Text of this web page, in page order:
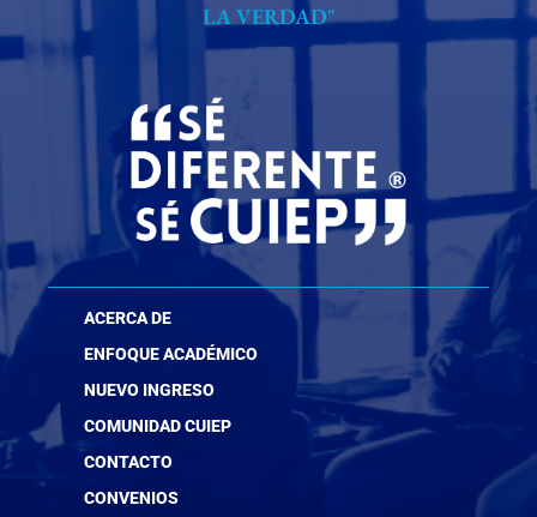
LA VERDAD"
ACERCA DE
ENFOQUE ACADÉMICO
NUEVO INGRESO
COMUNIDAD CUIEP
CONTACTO
CONVENIOS